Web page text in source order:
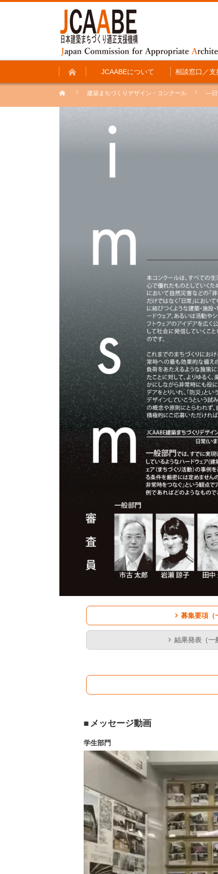
JCAABEについて 相談窓口／支
建築まちづくりデザイン・コンクール ―日
募集要項（
結果発表（一
メッセージ動画
学生部門